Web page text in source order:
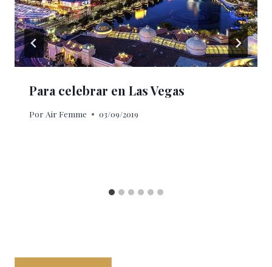
Para celebrar en Las Vegas
Por Air Femme 03/09/2019